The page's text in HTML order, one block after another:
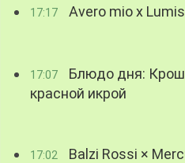
17:17 Avero mio x
17:07
Блюдо дня:
красной икрой
17:02
Balzi Rossi ×